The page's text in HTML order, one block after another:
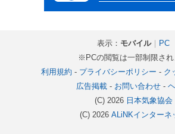
表示： モバイル｜
PC
※PCの閲覧は一部制限され
利用規約 - プライバシーポリシー - ク
広告掲載- お問い合わせ-
(C) 2026 日本気象協会
(C) 2026 ALiNKインターネ